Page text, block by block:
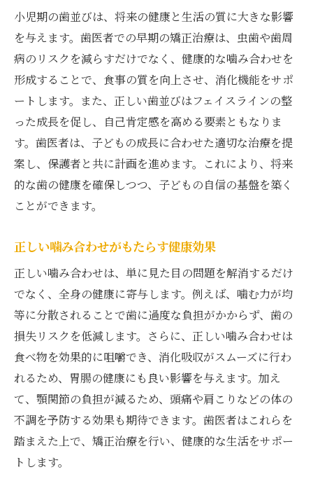
自信に繋がる綺麗な歯並び
歯医者による継続的なサポート
成長期における最適な治療プラン
歯医者との信頼関係が築く安心感
ポジティブな成長に向けた取り組み
歯医者が提供する小児矯正プランの重要性
専門医による個別化された治療計画
ライフスタイルに合わせた柔軟なプラン
未来を見据えた長期的な健康管理
子どもと親が安心できる治療環境
費用対効果の高い矯正プラン
小児矯正を通じて歯医者が未来の笑顔を守る
笑顔に自信を持たせるためのケア
歯医者による長期的なフォローアップ
小児矯正がもたらす社会的な影響
未来を見据えた歯医者のパートナーシップ
笑顔を引き出すためのコミュニケーション
歯医者が提供する安心と安全の保証
歯医者での矯正治療がもたらす健康的な噛み合
小児期の歯並びは、将来の健康と生活の質に大きな影響
を与えます。歯医者での早期の矯正治療は、虫歯や歯周
病のリスクを減らすだけでなく、健康的な噛み合わせを
形成することで、食事の質を向上させ、消化機能をサポ
ートします。また、正しい歯並びはフェイスラインの整
った成長を促し、自己肯定感を高める要素ともなりま
す。歯医者は、子どもの成長に合わせた適切な治療を提
案し、保護者と共に計画を進めます。これにより、将来
的な歯の健康を確保しつつ、子どもの自信の基盤を築く
ことができます。
正しい噛み合わせがもたらす健康効果
正しい噛み合わせは、単に見た目の問題を解消するだけ
でなく、全身の健康に寄与します。例えば、噛む力が均
等に分散されることで歯に過度な負担がかからず、歯の
損失リスクを低減します。さらに、正しい噛み合わせは
食べ物を効果的に咀嚼でき、消化吸収がスムーズに行わ
れるため、胃腸の健康にも良い影響を与えます。加え
て、顎関節の負担が減るため、頭痛や肩こりなどの体の
不調を予防する効果も期待できます。歯医者はこれらを
踏まえた上で、矯正治療を行い、健康的な生活をサポー
トします。